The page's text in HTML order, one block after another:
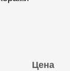
Цена